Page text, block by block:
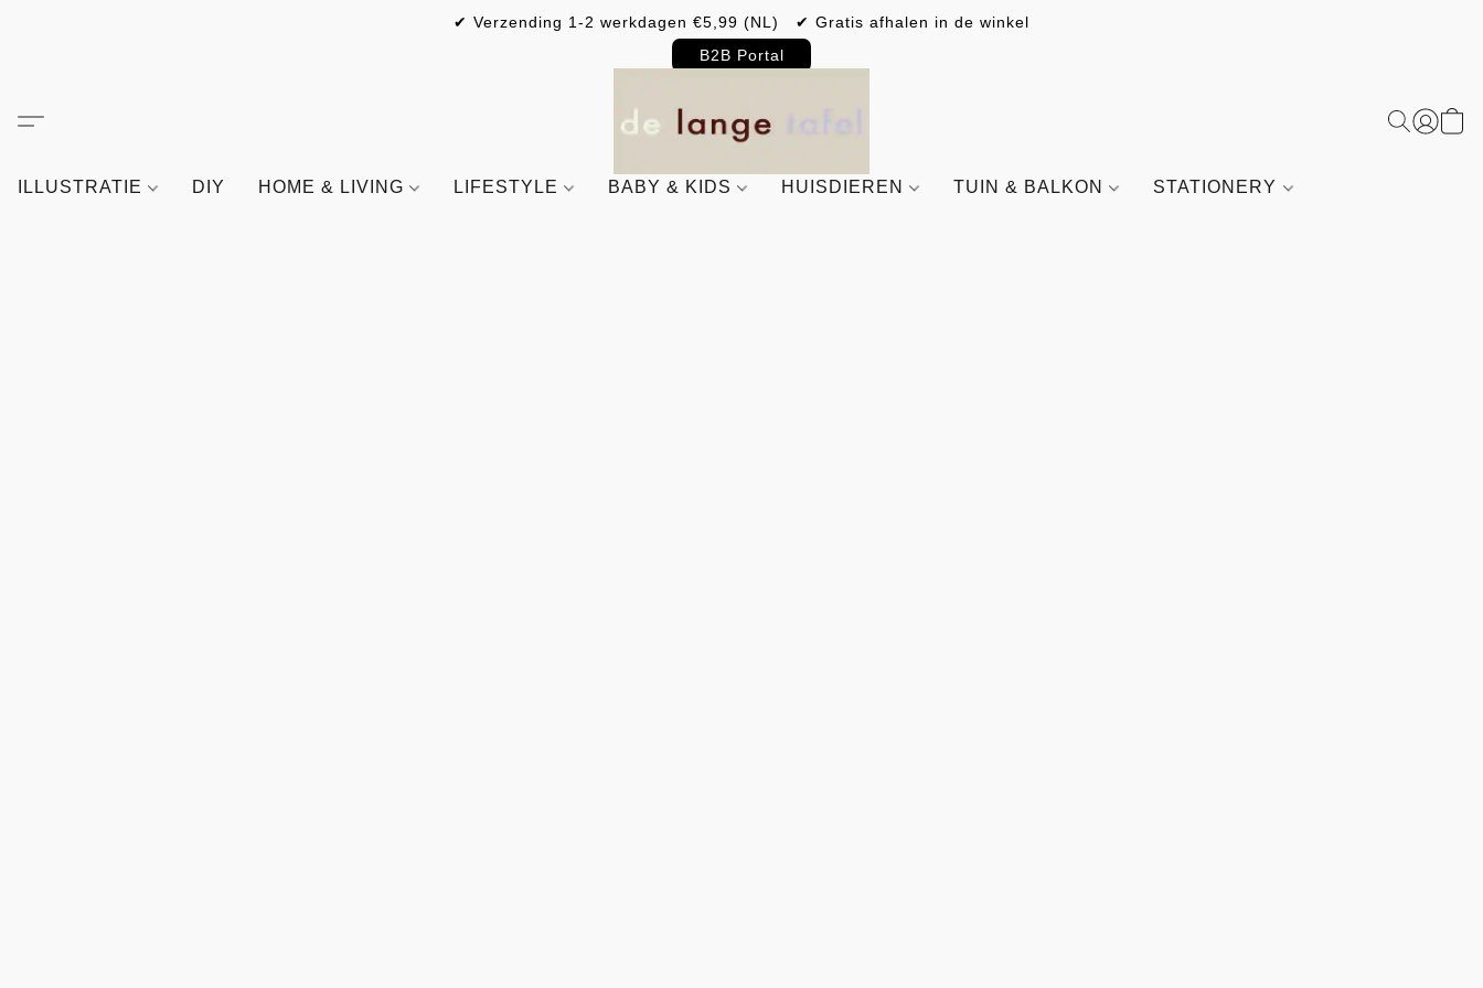
✔ Verzending 1-2 werkdagen €5,99 (NL) ✔ Gratis afhalen in de winkel
B2B Portal
ILLUSTRATIE DIY HOME & LIVING LIFESTYLE BABY & KIDS HUISDIEREN TUIN & BALKON STATIONERY